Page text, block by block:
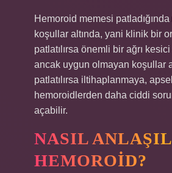
Hemoroid memesi
koşullar altında, yani klinik bir
patlatılırsa önemli bir ağrı
ancak uygun olmayan koşullar
patlatılırsa iltihaplanmaya,
hemoroidlerden daha ciddi
açabilir.
NASIL
HEMOROID?